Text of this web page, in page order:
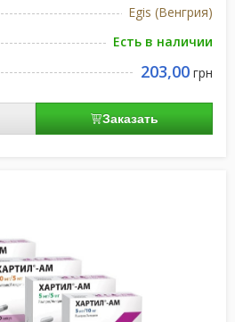
Egis (Венгрия)
Есть в наличии
203,00 грн
Заказать